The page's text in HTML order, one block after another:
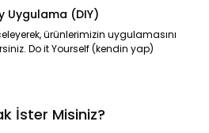
Uygulama (DIY)
ürünlerimizin uygulamasını
Do it Yourself (kendin yap)
İster Misiniz?